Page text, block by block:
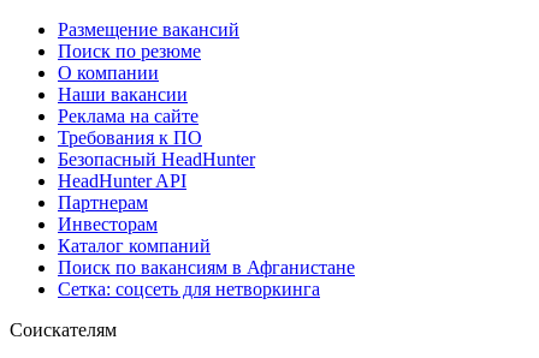
Размещение вакансий
Поиск по резюме
О компании
Наши вакансии
Реклама на сайте
Требования к ПО
Безопасный HeadHunter
HeadHunter API
Партнерам
Инвесторам
Каталог компаний
Поиск по вакансиям в Афганистане
Сетка: соцсеть для нетворкинга
Соискателям